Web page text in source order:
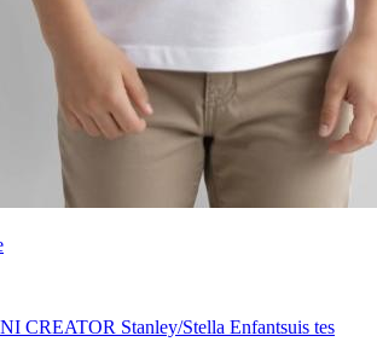
CREATOR Stanley/Stella Enfantsuis tes